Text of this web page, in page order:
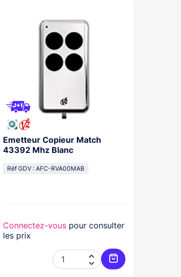
panier
Emetteur Copieur Match
43392 Mhz Blanc
Réf GDV : AFC-RVA00MAB
Connectez-vous pour consulter
les prix


Ajouter au panier